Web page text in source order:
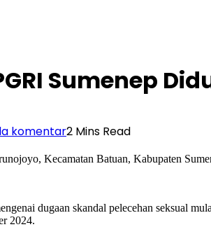
Sumenep
komentar2 Mins Read
Kecamatan Batuan, Kabupaten
dugaan skandal pelecehan seksual
2024.